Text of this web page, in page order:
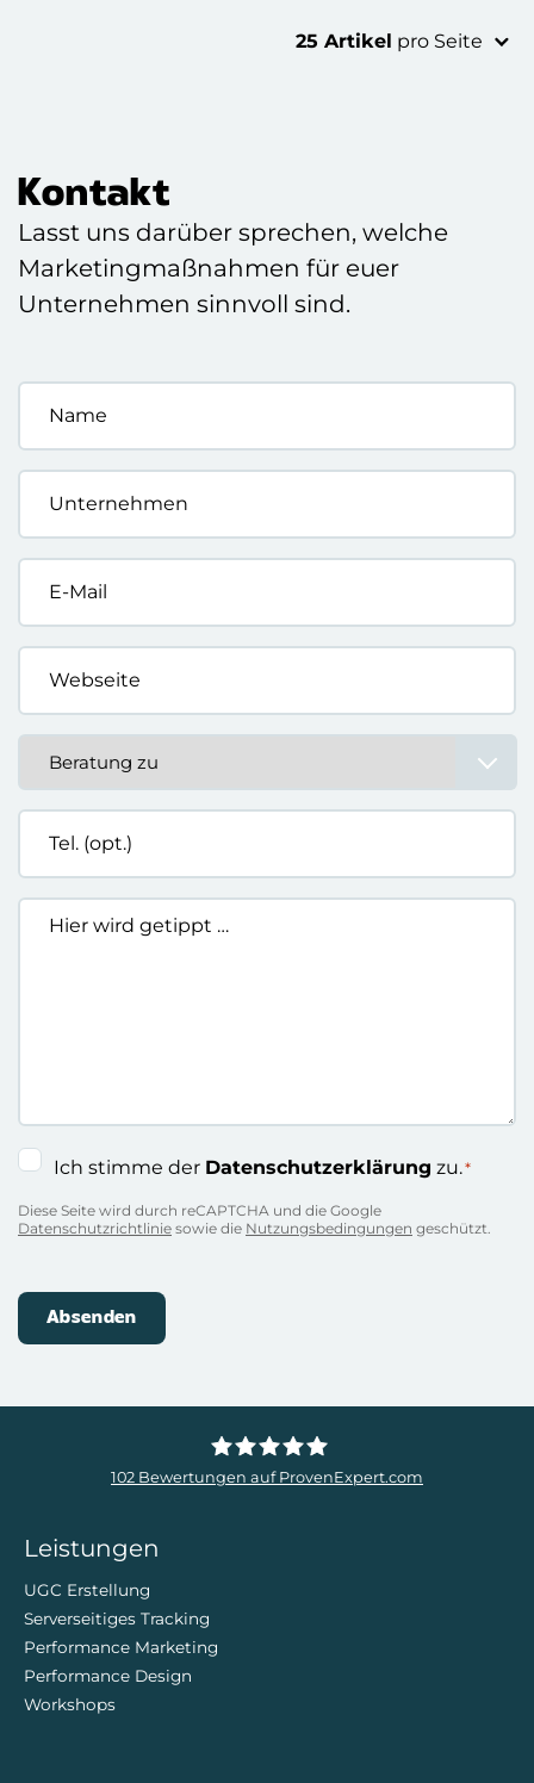
25 Artikel pro Seite
Kontakt
Lasst uns darüber sprechen, welche
Marketingmaßnahmen für euer
Unternehmen sinnvoll sind.
Name
Unternehmen
E-
Mail
*
Webseite
Tel.
(opt.)
Hier
wird
Einwilligung
Ich stimme der Datenschutzerklärung zu.*
Diese Seite wird durch reCAPTCHA und die Google
Datenschutzrichtlinie sowie die Nutzungsbedingungen geschützt.
102 Bewertungen auf ProvenExpert.com
Leistungen
UGC Erstellung
Serverseitiges Tracking
Performance Marketing
Performance Design
Workshops